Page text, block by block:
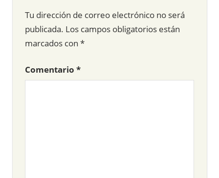
Tu dirección de correo electrónico no será
publicada. Los campos obligatorios están
marcados con *
Comentario *